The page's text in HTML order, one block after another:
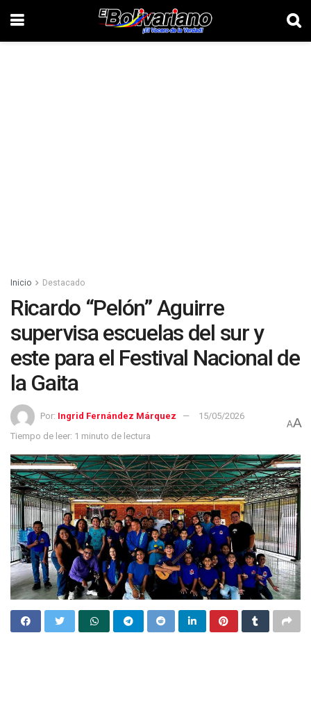
Inicio Destacado
Ricardo “Pelón” Aguirre
supervisa escuelas del sur y
este para el Festival Nacional de
la Gaita
Por: Ingrid Fernández Márquez
15/05/2026
Tiempo de leer: 1 minuto de lectura
AA